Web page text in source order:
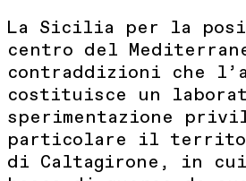
La Sicilia per la
centro del
contraddizioni che
costituisce un
sperimentazione
particolare il
di Caltagirone, in